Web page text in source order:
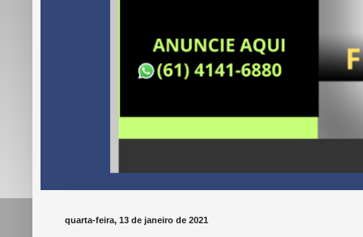
quarta-feira, 13 de janeiro de 2021